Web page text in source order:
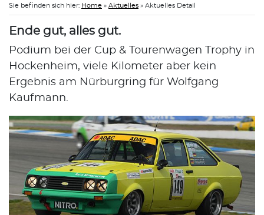
Sie befinden sich hier: Home » Aktuelles » Aktuelles Detail
Ende gut, alles gut.
Podium bei der Cup & Tourenwagen Trophy in
Hockenheim, viele Kilometer aber kein
Ergebnis am Nürburgring für Wolfgang
Kaufmann.